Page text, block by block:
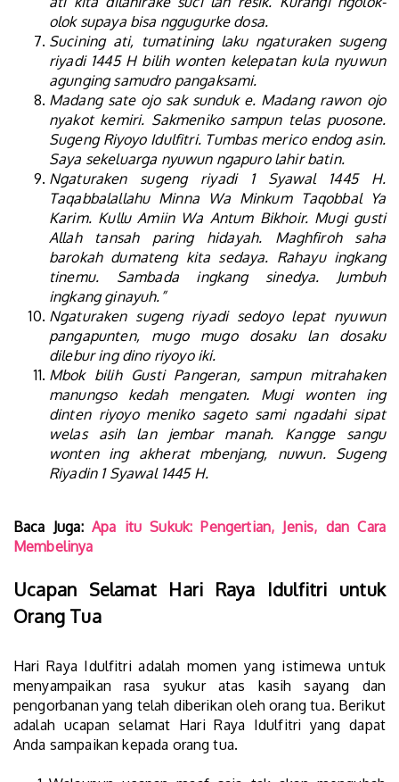
olok supaya bisa nggugurke dosa.
Sucining ati, tumatining laku ngaturaken sugeng
riyadi 1445 H bilih wonten kelepatan kula nyuwun
agunging samudro pangaksami.
Madang sate ojo sak sunduk e. Madang rawon ojo
nyakot kemiri. Sakmeniko sampun telas puosone.
Sugeng Riyoyo Idulfitri. Tumbas merico endog asin.
Saya sekeluarga nyuwun ngapuro lahir batin.
Ngaturaken sugeng riyadi 1 Syawal 1445 H.
Taqabbalallahu Minna Wa Minkum Taqobbal Ya
Karim. Kullu Amiin Wa Antum Bikhoir. Mugi gusti
Allah tansah paring hidayah. Maghfiroh saha
barokah dumateng kita sedaya. Rahayu ingkang
tinemu. Sambada ingkang sinedya. Jumbuh
ingkang ginayuh.”
Ngaturaken sugeng riyadi sedoyo lepat nyuwun
pangapunten, mugo mugo dosaku lan dosaku
dilebur ing dino riyoyo iki.
Mbok bilih Gusti Pangeran, sampun mitrahaken
manungso kedah mengaten. Mugi wonten ing
dinten riyoyo meniko sageto sami ngadahi sipat
welas asih lan jembar manah. Kangge sangu
wonten ing akherat mbenjang, nuwun. Sugeng
Riyadin 1 Syawal 1445 H.
Baca Juga: Apa itu Sukuk: Pengertian, Jenis, dan Cara
Membelinya
Ucapan Selamat Hari Raya Idulfitri untuk
Orang Tua
Hari Raya Idulfitri adalah momen yang istimewa untuk
menyampaikan rasa syukur atas kasih sayang dan
pengorbanan yang telah diberikan oleh orang tua. Berikut
adalah ucapan selamat Hari Raya Idulfitri yang dapat
Anda sampaikan kepada orang tua.